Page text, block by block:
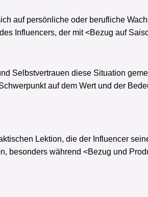
auf persönliche oder berufliche
Influencers, der mit <Bezug auf
Selbstvertrauen diese Situation
auf dem Wert und der
Lektion, die der Influencer
besonders während <Bezug und